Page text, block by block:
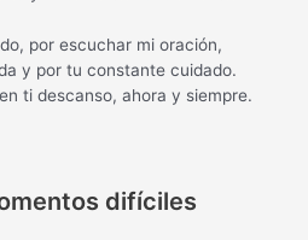
por escuchar mi oración,
y por tu constante cuidado.
ti descanso, ahora y siempre.
difíciles